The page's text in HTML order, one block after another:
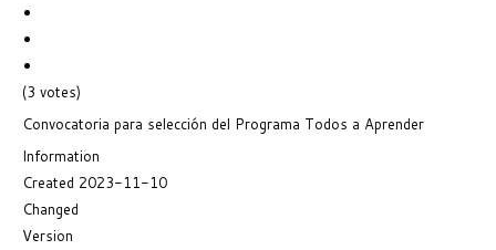
(3 votes)
Convocatoria para selección del Programa Todos a Aprender
Information
Created 2023-11-10
Changed
Version